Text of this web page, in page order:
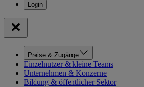
Preise & Zugänge
Einzelnutzer & kleine Teams
Unternehmen & Konzerne
Bildung & öffentlicher Sektor